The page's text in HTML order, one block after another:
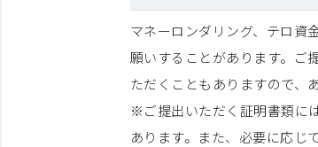
マネーロンダリング、テロ資
願いすることがあります。ご
ただくこともありますので、
※ご提出いただく証明書類に
あります。また、必要に応じ